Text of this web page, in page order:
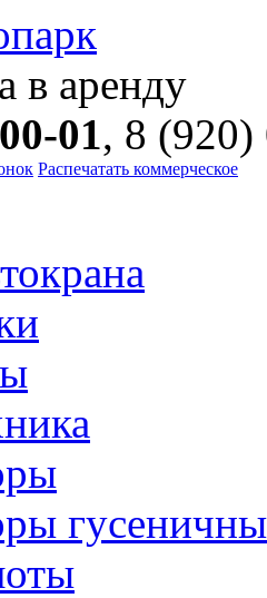
в аренду
01, 8 (920)
Распечатать коммерческое